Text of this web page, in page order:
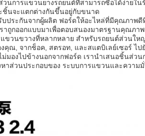
นการแขวนยางรถยนต์ที่สามารถซื้อได้ง่า
ชิ้นจะแตกต่างกันขึ้นอยู่กับขนาด
บประกันจากผู้ผลิต ฟอร์ดให้อะไหล่ที่มีคุณภ
ถูกออกแบบมาเพื่อตอบสนองมาตรฐานคุณภา
ขวนขวางที่หลากหลาย สําหรับรถยนต์ส่วน
คุณ, จากช็อค, สตรอท, และสแตบิเลย์เซอร์ ไ
องไปข้างนอกจากฟอร์ด เรานําเสนอชิ้นส่
าส่วนประกอบของ ระบบการแขวนและควา